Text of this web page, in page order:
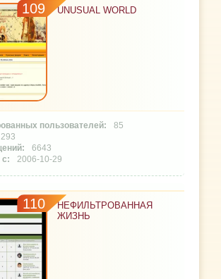
109 UNUSUAL WORLD
85
293
6643
2006-10-29
110
НЕФИЛЬТРОВАННАЯ
ЖИЗНЬ